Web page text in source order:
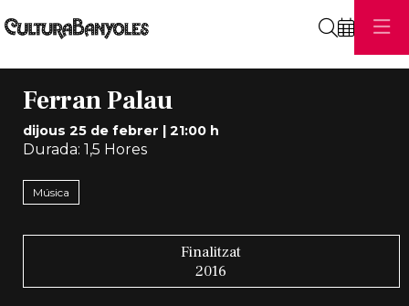
Ferran Palau
dijous 25 de febrer | 21:00 h
Durada: 1,5 Hores
Música
Finalitzat
2016